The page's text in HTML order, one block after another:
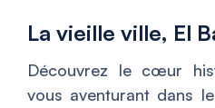
La vieille ville, El
Découvrez le cœur
vous aventurant dans